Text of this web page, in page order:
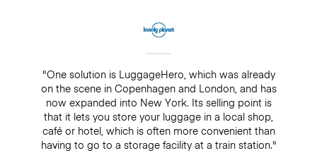
"One solution is LuggageHero, which was already
on the scene in Copenhagen and London, and has
now expanded into New York. Its selling point is
that it lets you store your luggage in a local shop,
café or hotel, which is often more convenient than
having to go to a storage facility at a train station."